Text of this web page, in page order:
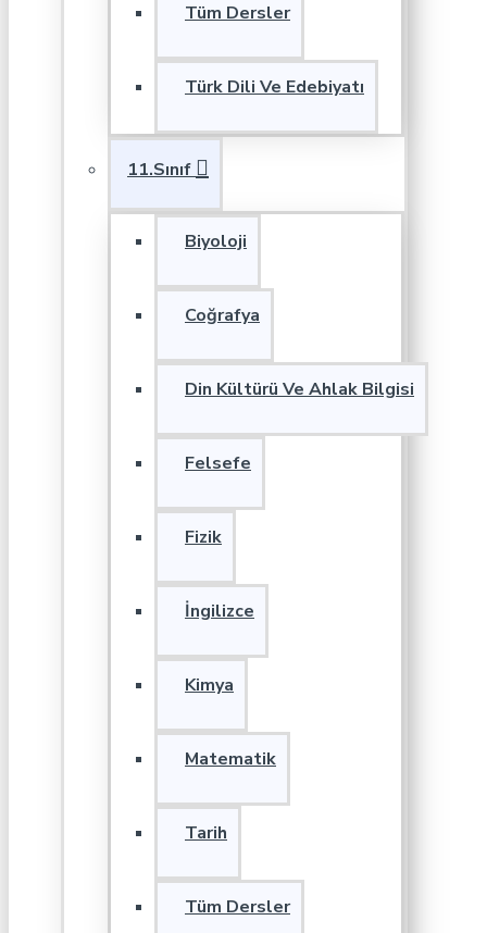
Tüm Dersler
Türk Dili Ve Edebiyatı
11.Sınıf
Biyoloji
Coğrafya
Din Kültürü Ve Ahlak Bilgisi
Felsefe
Fizik
İngilizce
Kimya
Matematik
Tarih
Tüm Dersler